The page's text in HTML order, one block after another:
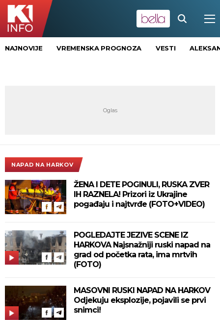
NAJNOVIJE VREMENSKA PROGNOZA VESTI
NAPAD NA HARKOV
ŽENA I DETE POGINULI, RUSKA ZVER
IH RAZNELA! Prizori iz Ukrajine
pogađaju i najtvrđe (FOTO+VIDEO)
POGLEDAJTE JEZIVE SCENE IZ
HARKOVA Najsnažniji ruski napad na
grad od početka rata, ima mrtvih
(FOTO)
MASOVNI RUSKI NAPAD NA HARKOV
Odjekuju eksplozije, pojavili se prvi
snimci!